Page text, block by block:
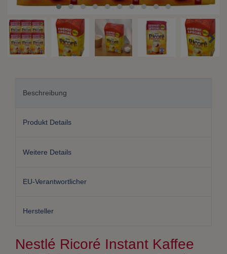
Beschreibung
Produkt Details
Weitere Details
EU-Verantwortlicher
Hersteller
Nestlé Ricoré Instant Kaffee